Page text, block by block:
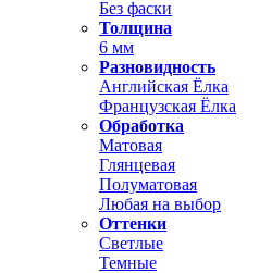
Без фаски
Толщина
6 мм
Разновидность
Английская Ёлка
Французская Ёлка
Обработка
Матовая
Глянцевая
Полуматовая
Любая на выбор
Оттенки
Светлые
Темные